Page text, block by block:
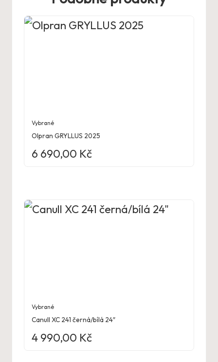
Vybrané
Olpran GRYLLUS 2025
6 690,00 Kč
Vybrané
Canull XC 241 černá/bílá 24″
4 990,00 Kč